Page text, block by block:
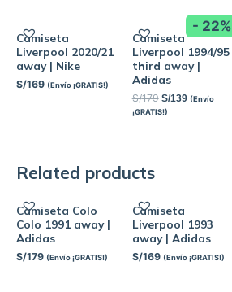
Camiseta
Liverpool 2020/21
away | Nike
S/169 (Envío ¡GRATIS!)
- 22%
Camiseta
Liverpool 1994/95
third away |
Adidas
S/179 S/139 (Envío
¡GRATIS!)
Related products
Camiseta Colo
Colo 1991 away |
Adidas
S/179 (Envío ¡GRATIS!)
Camiseta
Liverpool 1993
away | Adidas
S/169 (Envío ¡GRATIS!)